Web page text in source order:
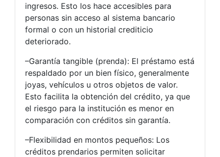
ingresos. Esto los hace accesibles para
personas sin acceso al sistema bancario
formal o con un historial crediticio
deteriorado.
–Garantía tangible (prenda): El préstamo está
respaldado por un bien físico, generalmente
joyas, vehículos u otros objetos de valor.
Esto facilita la obtención del crédito, ya que
el riesgo para la institución es menor en
comparación con créditos sin garantía.
–Flexibilidad en montos pequeños: Los
créditos prendarios permiten solicitar